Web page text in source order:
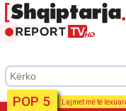
POP 5 Lajmet më të